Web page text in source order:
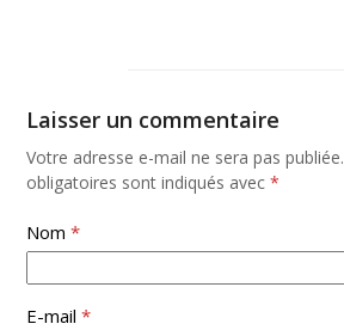
Laisser un commentaire
Votre adresse e-mail ne sera pas publiée.
obligatoires sont indiqués avec*
Nom*
E-mail*